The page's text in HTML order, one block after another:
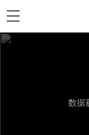
数据